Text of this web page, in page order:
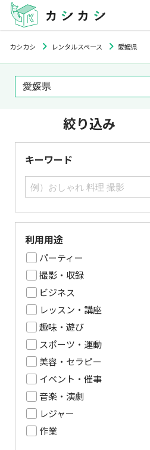
カシカシ レンタルスペース 愛媛県
絞り込み
キーワード
利用用途
パーティー
撮影・収録
ビジネス
レッスン・講座
趣味・遊び
スポーツ・運動
美容・セラピー
イベント・催事
音楽・演劇
レジャー
作業